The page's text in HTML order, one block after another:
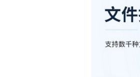
硬盘被误格
SD卡等被误